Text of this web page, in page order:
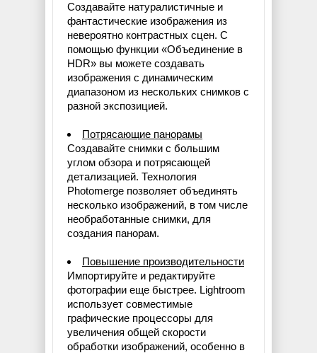
Создавайте натуралистичные и
фантастические изображения из
невероятно контрастных сцен. С
помощью функции «Объединение в
HDR» вы можете создавать
изображения с динамическим
диапазоном из нескольких снимков с
разной экспозицией.
Потрясающие панорамы
Создавайте снимки с большим
углом обзора и потрясающей
детализацией. Технология
Photomerge позволяет объединять
несколько изображений, в том числе
необработанные снимки, для
создания панорам.
Повышение производительности
Импортируйте и редактируйте
фотографии еще быстрее. Lightroom
использует совместимые
графические процессоры для
увеличения общей скорости
обработки изображений, особенно в